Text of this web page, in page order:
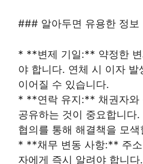
### 알아두면 유용한 정보
* **변제 기일:** 약정한 변
야 합니다. 연체 시 이자 발
이어질 수 있습니다.
* **연락 유지:** 채권자와
공유하는 것이 중요합니다
협의를 통해 해결책을 모
* **채무 변동 사항:** 주
자에게 즉시 알려야 합니